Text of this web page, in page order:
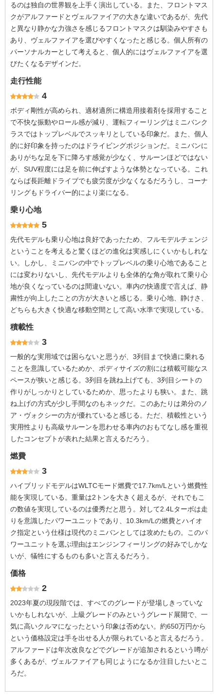
るのは独自の世界観を上手く演出している。また、フロントマス
クがアルファードとヴェルファイアの大きな違いであるが、先代
と異なり静かな力強さを感じるフロントマスクは馴染みやすさも
あり、ヴェルファイアを選びやすくなったと感じる。個人所有の
パーソナルカーとして考えると、個人的にはヴェルファイアを選
びたくなるデザインだ。
走行性能
4
ボディ剛性が高められ、適材適所に構造用接着剤を採用すること
で不快な振動やロール感が減り、運転フィーリングはミニバンク
ラスではトップレベルでスッキリとしている印象だ。また、個人
的に好印象を持ったのはドライビングポジションだ。ミニバンに
ありがちな足を下に降ろす感覚が少なく、サルーンほどではない
が、SUV程度には足を前に伸ばすような体勢となっている。これ
ならば長距離ドライブでも疲労度が少なくなるだろうし、コーナ
リングもドライバー的により楽になる。
乗り心地
5
先代モデルも乗り心地は良好であったため、フルモデルチェンジ
ということを考えると驚くほどの進化は実感しにくいかもしれな
い。しかし、ミニバンの中でトップレベルの乗り心地であること
には変わりないし、先代モデルよりも全体的な角が取れて乗り心
地が良くなっているのは間違いない。車内の快適度で言えば、静
粛性が向上したことの方が大きいと感じる。乗り心地、静けさ、
どちらも大きく快適な移動空間として高い水準で実現している。
積載性
3
一般的な実用域では困らないと思うが、3列目まで快適に乗れる
ことを意識しているためか、ボディサイズの割には積載可能なス
ペースが狭いと感じる。3列目を跳ね上げても、3列目シートの
作りがしっかりとしているためか、思ったよりも狭い。また、跳
ね上げの方式が少し手間なのもネックだ。このあたりは弟分のノ
ア・ヴォクシーの方が優れていると感じる。ただ、積載性という
実用性よりも高級サルーンを思わせる車内のおもてなし感を重視
したコンセプトが表れた結果と言えるだろう。
燃費
3
ハイブリッドモデルはWLTCモード燃費で17.7km/Lという燃費性
能を実現している。重量は2トンを大きく超えるが、それでもこ
の数値を実現しているのは優秀だと思う。対して2.4Lターボは走
りを意識したパワーユニットであり、10.3km/Lの燃費とハイオ
ク指定という仕様は現代のミニバンとしては攻めたもの。このパ
ワーユニットを選ぶ理由はエンジンフィーリングの好みでしかな
いが、犠牲にするものも多いと言えるだろう。
価格
2
2023年夏の現段階では、すべてのグレードが登場しきっていな
いかもしれないが、上級グレードのみというグレード展開で、一
気に高いクルマになったという印象は否めない。約650万円から
という価格設定は手を出せる人が限られていると言えるだろう。
アルファードは年次改良などでグレードが追加されるという噂が
多くあるが、ヴェルファイアも同じようになるか注目したいとこ
ろだ。